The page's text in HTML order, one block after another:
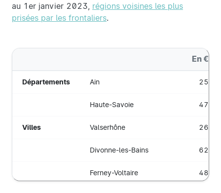
au 1er janvier 2023, régions voisines les plus
prisées par les frontaliers.
En € /
Départements Ain 2597
Haute-Savoie 4703
Villes Valserhône 2607
Divonne-les-Bains 6225
Ferney-Voltaire 4830